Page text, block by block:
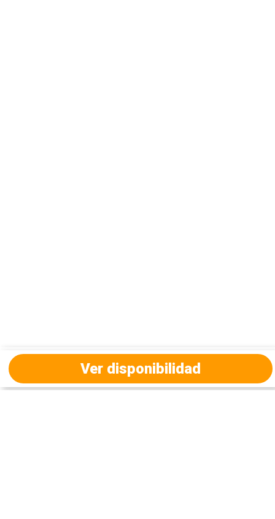
Ver disponibilidad